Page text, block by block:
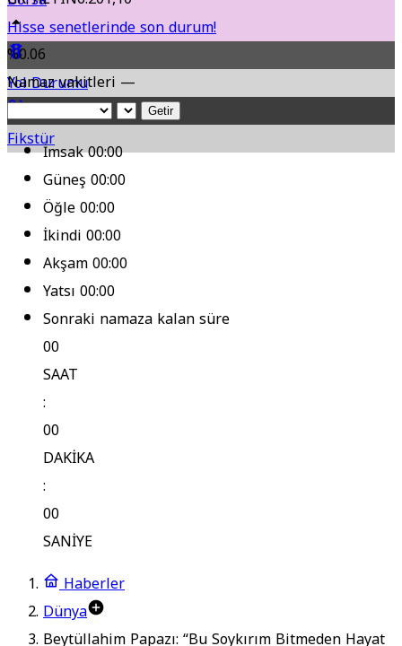
Hisse senetlerinde son durum!
Yol Durumu
Fikstür
%0.06
Namaz vakitleri —
Getir
İmsak00:00
Güneş00:00
Öğle00:00
İkindi00:00
Akşam00:00
Yatsı00:00
Sonraki namaza kalan süre
00
SAAT
:
00
DAKİKA
:
00
SANİYE
Haberler
Dünya
Beytüllahim Papazı: “Bu Soykırım Bitmeden Hayat